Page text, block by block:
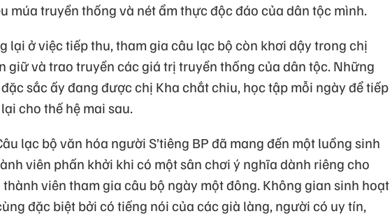
múa truyền thống và nét ẩm thực độc đáo của dân tộc mình.
lại ở việc tiếp thu, tham gia câu lạc bộ còn khơi dậy trong chị
giữ và trao truyền các giá trị truyền thống của dân tộc. Những
sắc ấy đang được chị Kha chắt chiu, học tập mỗi ngày để tiếp
cho thế hệ mai sau.
lạc bộ văn hóa người S’tiêng BP đã mang đến một luồng sinh
viên phấn khởi khi có một sân chơi ý nghĩa dành riêng cho
viên tham gia câu bộ ngày một đông. Không gian sinh hoạt
đặc biệt bởi có tiếng nói của các già làng, người có uy tín,